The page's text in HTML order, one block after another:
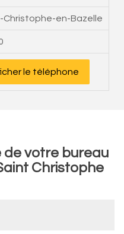
Christophe-en-Bazelle
le téléphone
de votre bureau
Christophe